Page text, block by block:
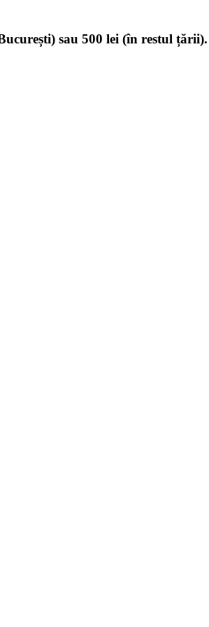
sau 500 lei (în restul